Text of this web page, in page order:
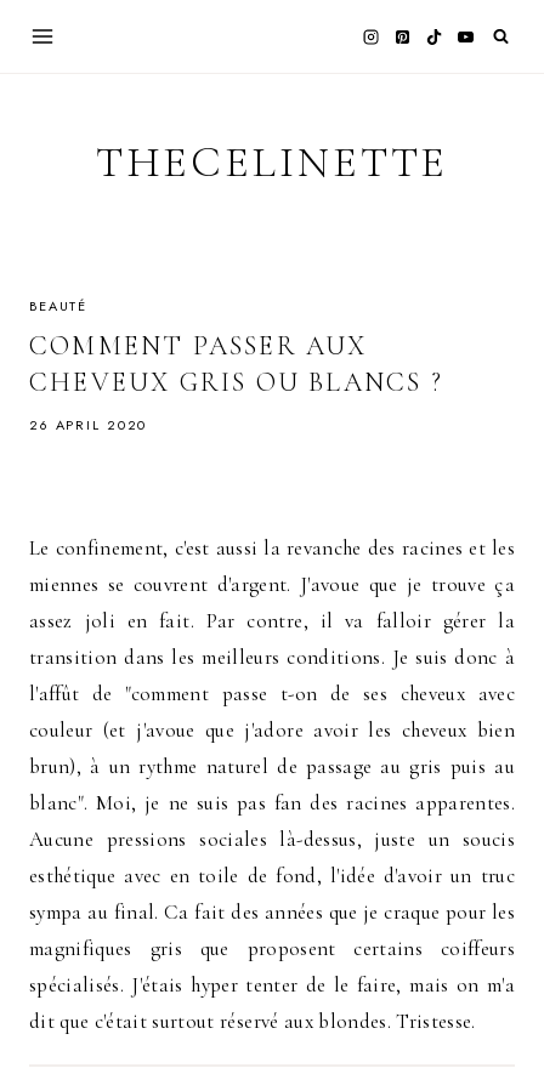
THECELINETTE
BEAUTÉ
COMMENT PASSER AUX
CHEVEUX GRIS OU BLANCS ?
26 APRIL 2020
Le confinement, c'est aussi la revanche des racines et les
miennes se couvrent d'argent. J'avoue que je trouve ça
assez joli en fait. Par contre, il va falloir gérer la
transition dans les meilleurs conditions. Je suis donc à
l'affût de "comment passe t-on de ses cheveux avec
couleur (et j'avoue que j'adore avoir les cheveux bien
brun), à un rythme naturel de passage au gris puis au
blanc". Moi, je ne suis pas fan des racines apparentes.
Aucune pressions sociales là-dessus, juste un soucis
esthétique avec en toile de fond, l'idée d'avoir un truc
sympa au final. Ca fait des années que je craque pour les
magnifiques gris que proposent certains coiffeurs
spécialisés. J'étais hyper tenter de le faire, mais on m'a
dit que c'était surtout réservé aux blondes. Tristesse.